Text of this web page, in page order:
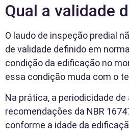
Qual a validade
O laudo de inspeção predial
de validade definido em
condição da edificação no
essa condição muda com o
Na prática, a periodicidade
recomendações da NBR
conforme a idade da